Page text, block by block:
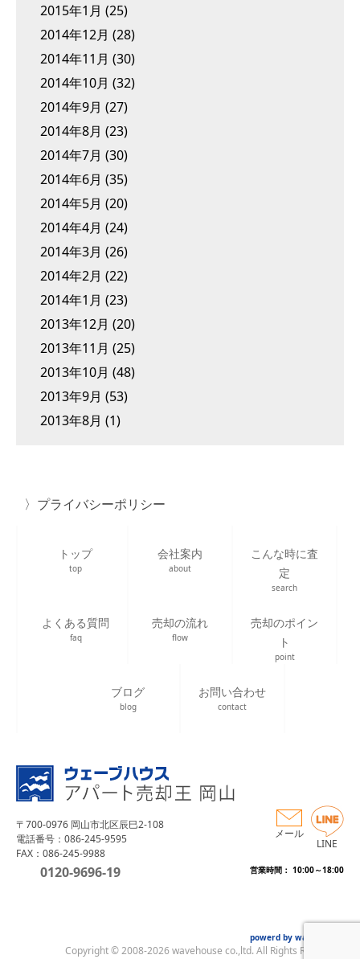
2015年1月 (25)
2014年12月 (28)
2014年11月 (30)
2014年10月 (32)
2014年9月 (27)
2014年8月 (23)
2014年7月 (30)
2014年6月 (35)
2014年5月 (20)
2014年4月 (24)
2014年3月 (26)
2014年2月 (22)
2014年1月 (23)
2013年12月 (20)
2013年11月 (25)
2013年10月 (48)
2013年9月 (53)
2013年8月 (1)
プライバシーポリシー
トップ
top
会社案内
about
こんな時に査
定
search
よくある質問
faq
売却の流れ
flow
売却のポイン
ト
point
ブログ
blog
お問い合わせ
contact
〒700-0976 岡山市北区辰巳2-108
電話番号：086-245-9595
FAX：086-245-9988
0120-9696-19 営業時間： 10:00～18:00
メール
LINE
powerd by wave house
Copyright © 2008-2026 wavehouse co.,ltd. All Rights Reserved.